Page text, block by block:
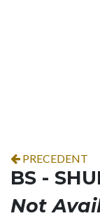
PRECEDENT
BS -
Not